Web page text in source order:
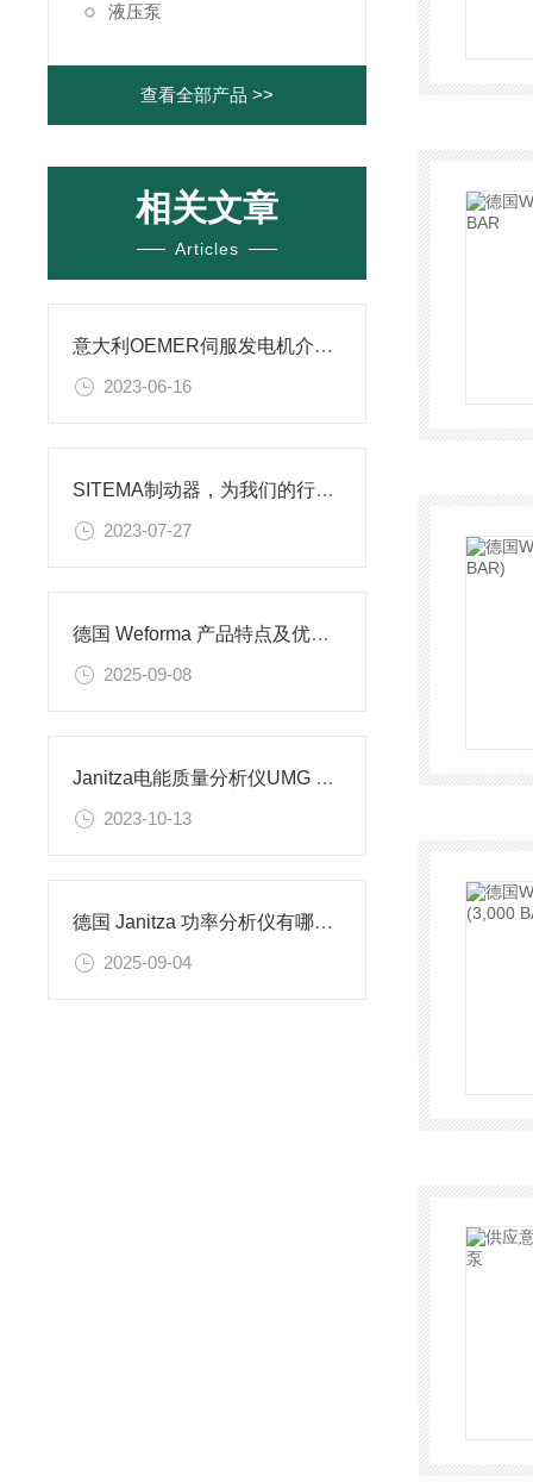
液压泵
查看全部产品 >>
相关文章
Articles
意大利OEMER伺服发电机介绍？
2023-06-16
SITEMA制动器，为我们的行车安全保驾护航
2023-07-27
德国 Weforma 产品特点及优势解析​
2025-09-08
Janitza电能质量分析仪UMG 512-PRO介绍
2023-10-13
德国 Janitza 功率分析仪有哪些功能？可以应用在哪些场景？
2025-09-04